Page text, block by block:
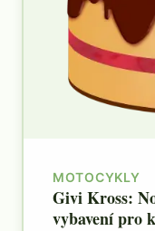
MOTOCYKLY
Givi Kross:
vybavení pro